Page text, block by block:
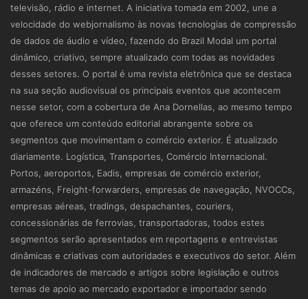
televisão, rádio e internet. A iniciativa tomada em 2002, une a
velocidade do webjornalismo às novas tecnologias de compressão
de dados de áudio e vídeo, fazendo do Brazil Modal um portal
dinâmico, criativo, sempre atualizado com todas as novidades
desses setores. O portal é uma revista eletrônica que se destaca
na sua seção audiovisual os principais eventos que acontecem
nesse setor, com a cobertura de Ana Dornellas, ao mesmo tempo
que oferece um conteúdo editorial abrangente sobre os
segmentos que movimentam o comércio exterior. É atualizado
diariamente. Logística, Transportes, Comércio Internacional.
Portos, aeroportos, Eadis, empresas de comércio exterior,
armazéns, Freight-forwarders, empresas de navegação, NVOCCs,
empresas aéreas, tradings, despachantes, couriers,
concessionárias de ferrovias, transportadoras, todos estes
segmentos serão apresentados em reportagens e entrevistas
dinâmicas e criativas com autoridades e executivos do setor. Além
de indicadores de mercado e artigos sobre legislação e outros
temas de apoio ao mercado exportador e importador sendo